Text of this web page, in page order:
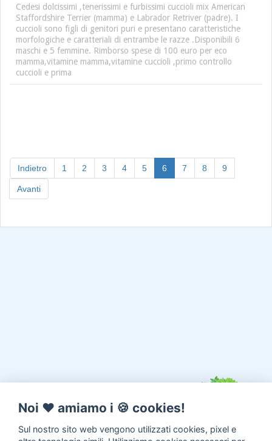
Cedesi dolcissimi ,tenerissimi e furbissimi cuccioli mix American
Staffordshire Terrier (mamma) e Labrador Retriver (padre). I
cuccioli sono figli di genitori puri e presentano caratteristiche
morfologiche e caratteriali di entrambe le razze .Disponibili 6
maschi e 5 femmine. Rimborso spese di 100 euro per eco
mamma,vitamine mamma,vitamine cuccioli ,primo controllo
cuccioli e prima
Indietro 1 2 3 4 5 6 (current)
7 8 9
Avanti
Noi ♥️ amiamo i 🍪 cookies!
Sul nostro sito web vengono utilizzati cookies, pixel e